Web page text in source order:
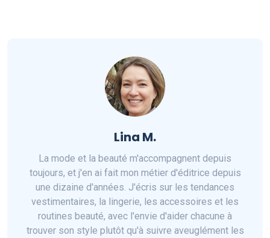
Lina M.
La mode et la beauté m'accompagnent depuis
toujours, et j'en ai fait mon métier d'éditrice depuis
une dizaine d'années. J'écris sur les tendances
vestimentaires, la lingerie, les accessoires et les
routines beauté, avec l'envie d'aider chacune à
trouver son style plutôt qu'à suivre aveuglément les